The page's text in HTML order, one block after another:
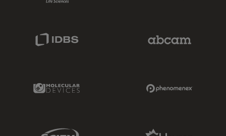
Molecular Devices Link
Sciex Link